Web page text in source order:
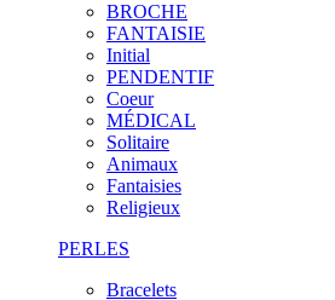
BROCHE
FANTAISIE
Initial
PENDENTIF
Coeur
MÉDICAL
Solitaire
Animaux
Fantaisies
Religieux
PERLES
Bracelets